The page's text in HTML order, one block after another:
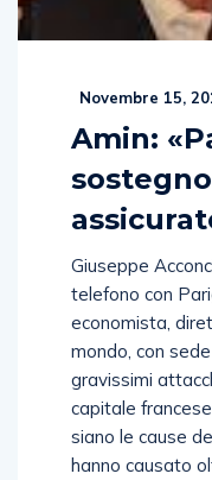
Novembre 15,
Amin:
Giuseppe
telefono con
economista,
mondo, con
gravissimi
capitale
siano le cause
hanno causato